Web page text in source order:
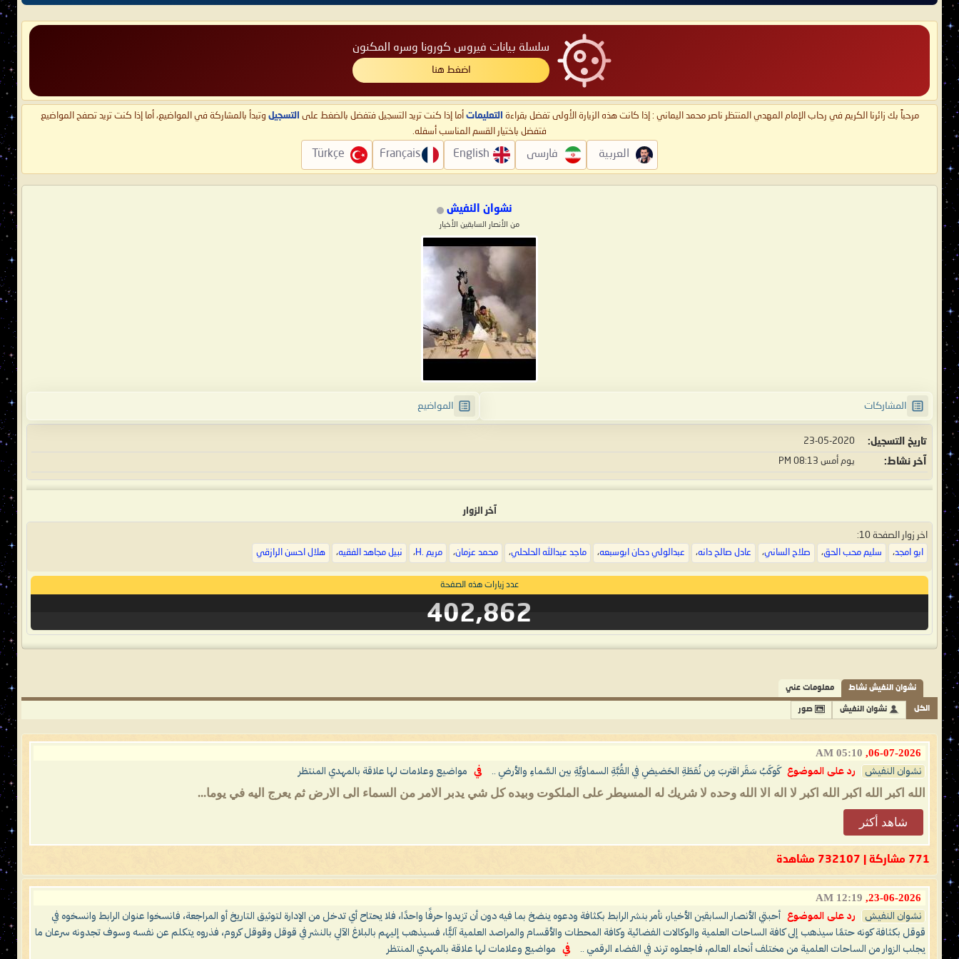
سلسلة بيانات فيروس كورونا وسره المكنون
اضغط هنا
مرحباً بك زائرنا الكريم في رحاب الإمام المهدي المنتظر ناصر محمد اليماني : إذا كانت هذه الزيارة الأولى تفضل بقراءة التعليمات أما إذا كنت تريد التسجيل فتفضل بالضغط على التسجيل وتبدأ بالمشاركة في المواضيع، أما إذا كنت تريد تصفح المواضيع
فتفضل باختيار القسم المناسب أسفله.
العربية فارسی English
Français
Türkçe
نشوان النفيش
من الأنصار السابقين الأخيار
المشاركات المواضيع
تاريخ التسجيل 23-05-2020
آخر نشاط يوم أمس 08:13 PM
آخر الزوار
اخر زوار الصفحة 10:
ابو امجد، سليم محب الحق، صلاح الساني، عادل صالح دانه، عبدالولي دحان ابوسبعه، ماجد عبدالله الحلحلي، محمد عزمان، مريم .H ، نبيل مجاهد الفقيه، هلال احسن الرازقي
عدد زيارات هذه الصفحة
402,862
نشوان النفيش نشاط معلومات عني
الكل نشوان النفيش صور
06-07-2026,
05:10 AM
نشوان النفيش رد على الموضوع كَوكَبُ سَقَر اقتربَ مِن نُقطَةِ الحَضيضِ في القُبَّةِ السماويَّةِ بين السَّماءِ والأرضِ .. في مواضيع وعلامات لها علاقة بالمهدي المنتظر
الله اكبر الله اكبر الله اكبر لا اله الا الله وحده لا شريك له المسيطر على الملكوت وبيده كل شي يدبر الامر من السماء الى الارض ثم يعرج اليه في يوما...
شاهد أكثر
771 مشاركة | 732107 مشاهدة
23-06-2026,
12:19 AM
نشوان النفيش رد على الموضوع
أحبتي الأنصار السابقين الأخيار، نأمر بنشر الرابط بكثافة ودعوه ينضخ بما فيه دون أن تزيدوا حرفًا واحدًا، فلا يحتاح أي تدخل من الإدارة لتوثيق التاريخ أو المراجعة، فانسخوا عنوان الرابط وانسخوه في
قوقل بكثافة كونه حتمًا سيذهب إلى كافة الساحات العلمية والوكالات الفضائية وكافة المحطات والأقسام والمراصد العلمية آليًّا، فسيذهب إليهم بالبلاغ الآلي بالنشر في قوقل وقوقل كروم، فذروه يتكلم عن نفسه وسوف تجدونه سرعان ما
يجلب الزوار من الساحات العلمية من مختلف أنحاء العالم، فاجعلوه ترند في الفضاء الرقمي ..
في مواضيع وعلامات لها علاقة بالمهدي المنتظر